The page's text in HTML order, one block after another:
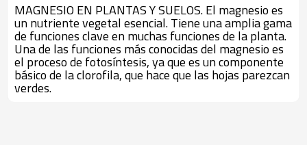
MAGNESIO EN PLANTAS Y SUELOS. El magnesio es
un nutriente vegetal esencial. Tiene una amplia gama
de funciones clave en muchas funciones de la planta.
Una de las funciones más conocidas del magnesio es
el proceso de fotosíntesis, ya que es un componente
básico de la clorofila, que hace que las hojas parezcan
verdes.